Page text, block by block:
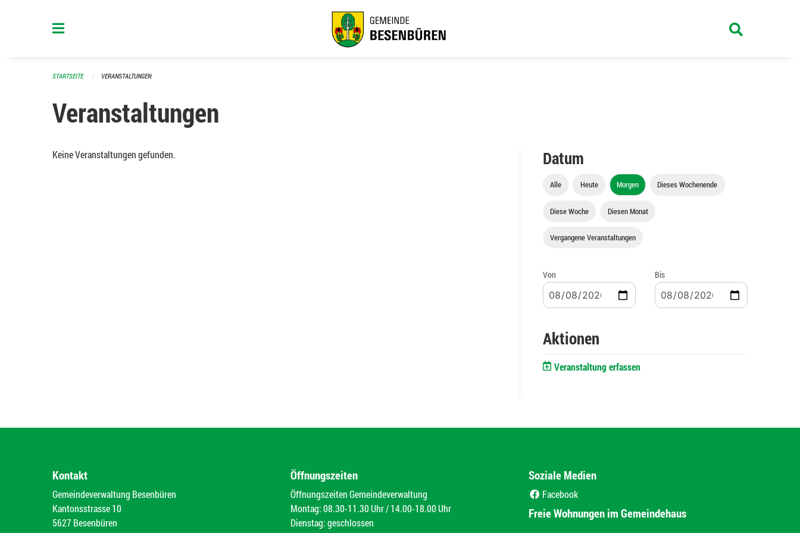
STARTSEITE VERANSTALTUNGEN
Veranstaltungen
Keine Veranstaltungen gefunden. Datum
Alle Heute Morgen Dieses Wochenende
Diese Woche Diesen Monat
Vergangene Veranstaltungen
Von Bis
Aktionen
Veranstaltung erfassen
Kontakt
Gemeindeverwaltung Besenbüren
Kantonsstrasse 10
5627 Besenbüren
Öffnungszeiten
Öffnungszeiten Gemeindeverwaltung
Montag: 08.30-11.30 Uhr / 14.00-18.00 Uhr
Dienstag: geschlossen
Soziale Medien
Facebook
Freie Wohnungen im Gemeindehaus